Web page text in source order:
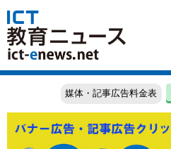
媒体・記事広告料金表